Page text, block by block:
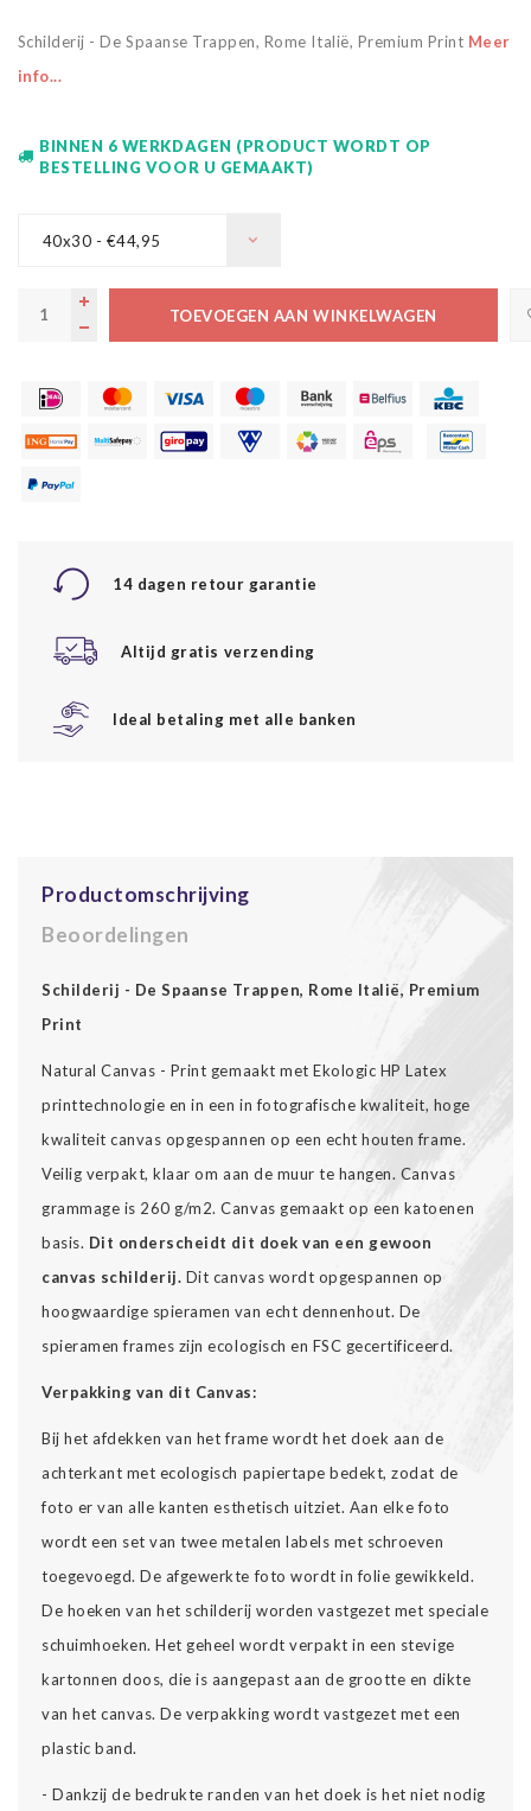
Schilderij - De Spaanse Trappen, Rome Italië, Premium Print Meer
info...
BINNEN 6 WERKDAGEN (PRODUCT WORDT OP
BESTELLING VOOR U GEMAAKT)
40x30 - €44,95
TOEVOEGEN AAN WINKELWAGEN
14 dagen retour garantie
Altijd gratis verzending
Ideal betaling met alle banken
Productomschrijving
Beoordelingen
Schilderij - De Spaanse Trappen, Rome Italië, Premium
Print
Natural Canvas - Print gemaakt met Ekologic HP Latex
printtechnologie en in een in fotografische kwaliteit, hoge
kwaliteit canvas opgespannen op een echt houten frame.
Veilig verpakt, klaar om aan de muur te hangen. Canvas
grammage is 260 g/m2. Canvas gemaakt op een katoenen
basis. Dit onderscheidt dit doek van een gewoon
canvas schilderij. Dit canvas wordt opgespannen op
hoogwaardige spieramen van echt dennenhout. De
spieramen frames zijn ecologisch en FSC gecertificeerd.
Verpakking van dit Canvas:
Bij het afdekken van het frame wordt het doek aan de
achterkant met ecologisch papiertape bedekt, zodat de
foto er van alle kanten esthetisch uitziet. Aan elke foto
wordt een set van twee metalen labels met schroeven
toegevoegd. De afgewerkte foto wordt in folie gewikkeld.
De hoeken van het schilderij worden vastgezet met speciale
schuimhoeken. Het geheel wordt verpakt in een stevige
kartonnen doos, die is aangepast aan de grootte en dikte
van het canvas. De verpakking wordt vastgezet met een
plastic band.
- Dankzij de bedrukte randen van het doek is het niet nodig